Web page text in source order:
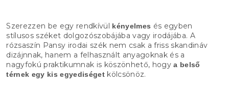
Szerezzen be egy rendkívül kényelmes és egyben
stílusos széket dolgozószobájába vagy irodájába. A
rózsaszín Pansy irodai szék nem csak a friss skandináv
dizájnnak, hanem a felhasznált anyagoknak és a
nagyfokú praktikumnak is köszönhető, hogya belső
térnek egy kis egyediségetkölcsönöz.